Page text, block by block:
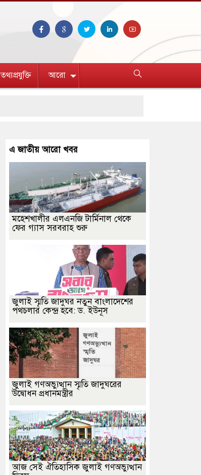
তথ্যপ্রযুক্তি আরো
এ জাতীয় আরো খবর
মহেশখালীর এলএনজি টার্মিনাল থেকে
ফের গ্যাস সরবরাহ শুরু
জুলাই স্মৃতি জাদুঘর নতুন বাংলাদেশের
পথচলার কেন্দ্র হবে: ড. ইউনূস
জুলাই গণঅভ্যুত্থান স্মৃতি জাদুঘরের
উদ্বোধন প্রধানমন্ত্রীর
আজ সেই ঐতিহাসিক জুলাই গণঅভ্যুত্থান